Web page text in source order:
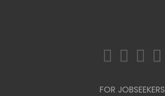
FOR JOBSEEKERS